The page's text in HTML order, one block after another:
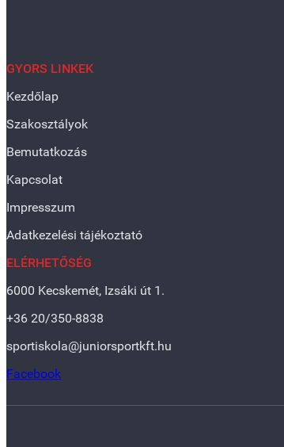
GYORS LINKEK
Kezdőlap
Szakosztályok
Bemutatkozás
Kapcsolat
Impresszum
Adatkezelési tájékoztató
ELÉRHETŐSÉG
6000 Kecskemét, Izsáki út 1.
+36 20/350-8838
sportiskola@juniorsportkft.hu
Facebook